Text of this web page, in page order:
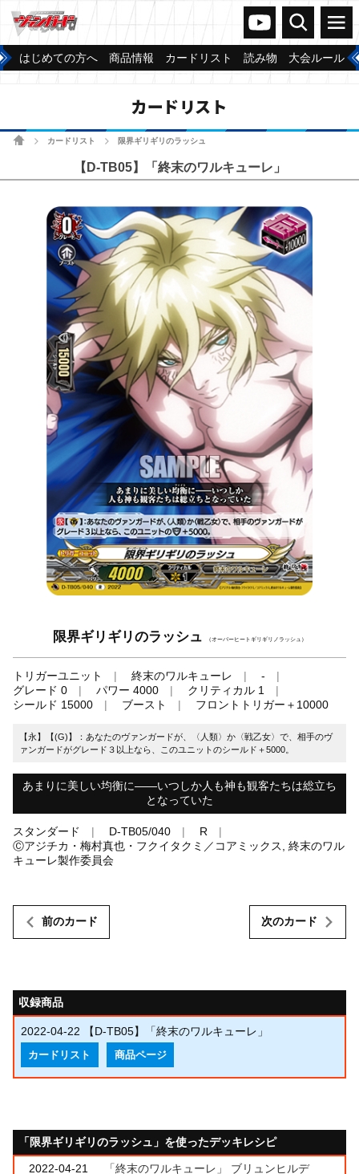
ヴァンガードch
検索 メニュー
はじめての方へ 商品情報 カードリスト 読み物 大会ルール
カードリスト
ホームカードリスト 限界ギリギリのラッシュ
【D-TB05】「終末のワルキューレ」
限界ギリギリのラッシュ （オーバーヒートギリギリノラッシュ）
トリガーユニット 終末のワルキューレ
-
グレード 0
パワー 4000
クリティカル 1
シールド 15000
ブースト フロントトリガー＋10000
【永】【(G)】：あなたのヴァンガードが、〈人類〉か〈戦乙女〉で、相手のヴ
ァンガードがグレード３以上なら、このユニットのシールド＋5000。
あまりに美しい均衡に――いつしか人も神も観客たちは総立ち
となっていた
スタンダード D-TB05/040
R
Ⓒアジチカ・梅村真也・フクイタクミ／コアミックス, 終末のワル
キューレ製作委員会
前のカード 次のカード
収録商品
2022-04-22 【D-TB05】「終末のワルキューレ」
カードリスト 商品ページ
「限界ギリギリのラッシュ」を使ったデッキレシピ
2022-04-21 「終末のワルキューレ」 ブリュンヒルデ